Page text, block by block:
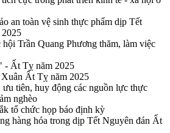
an toàn vệ sinh thực phẩm dịp Tết
Trần Quang Phương thăm, làm việc
- Ất Tỵ năm 2025
Ất Tỵ năm 2025
tiên, huy động các nguồn lực thực
nghèo
tổ chức họp báo định kỳ
hàng hóa trong dịp Tết Nguyên đán Ất